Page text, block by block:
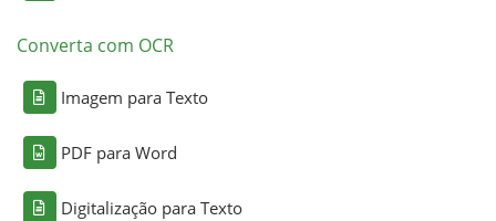
Converta com OCR
Imagem para Texto
PDF para Word
Digitalização para Texto